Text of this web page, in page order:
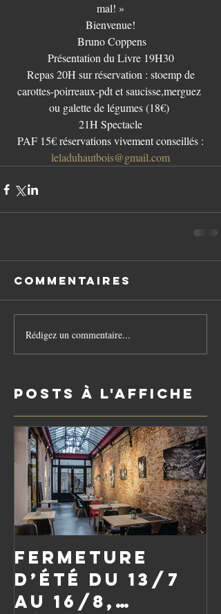
mal! »
Bienvenue!
Bruno Coppens
Présentation du Livre 19H30
carottes-poirreaux-pdt et saucisse,merguez
ou galette de légumes (18€)
21H Spectacle
PAF 15€ réservations vivement conseillés :
leladuhautbois@gmail.com
Commentaires
Rédigez un commentaire...
Posts à l'affiche
Fermeture
d’été du 13/7
au 16/8,